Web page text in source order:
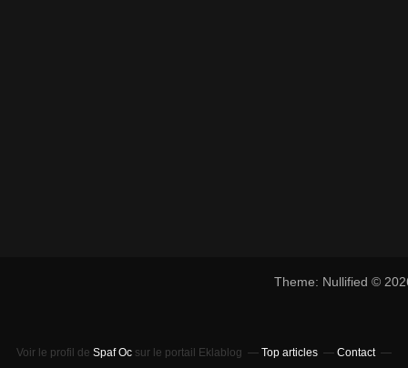
Theme: Nullified ©
Voir le profil de Spaf Oc sur le portail Eklablog Top articles
Contact